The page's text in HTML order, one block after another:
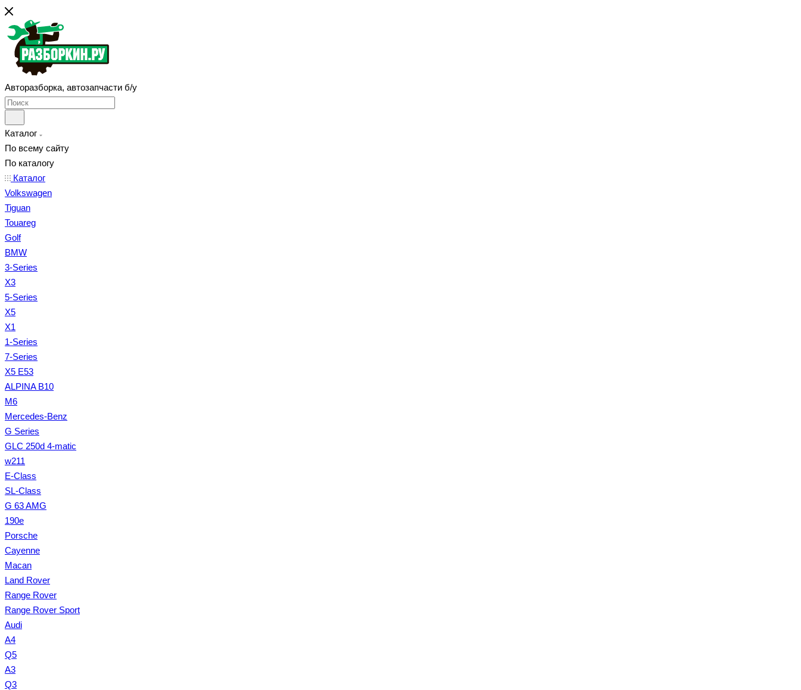
Авторазборка, автозапчасти б/у
Каталог
По всему сайту
По каталогу
Каталог
Volkswagen
Tiguan
Touareg
Golf
BMW
3-Series
X3
5-Series
X5
X1
1-Series
7-Series
X5 E53
ALPINA B10
M6
Mercedes-Benz
G Series
GLC 250d 4-matic
w211
E-Class
SL-Class
G 63 AMG
190e
Porsche
Cayenne
Macan
Land Rover
Range Rover
Range Rover Sport
Audi
A4
Q5
A3
Q3